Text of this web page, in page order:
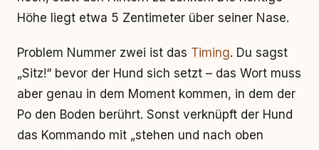
Höhe liegt etwa 5 Zentimeter über seiner Nase.
Problem Nummer zwei ist das Timing. Du sagst
„Sitz!“ bevor der Hund sich setzt – das Wort muss
aber genau in dem Moment kommen, in dem der
Po den Boden berührt. Sonst verknüpft der Hund
das Kommando mit „stehen und nach oben